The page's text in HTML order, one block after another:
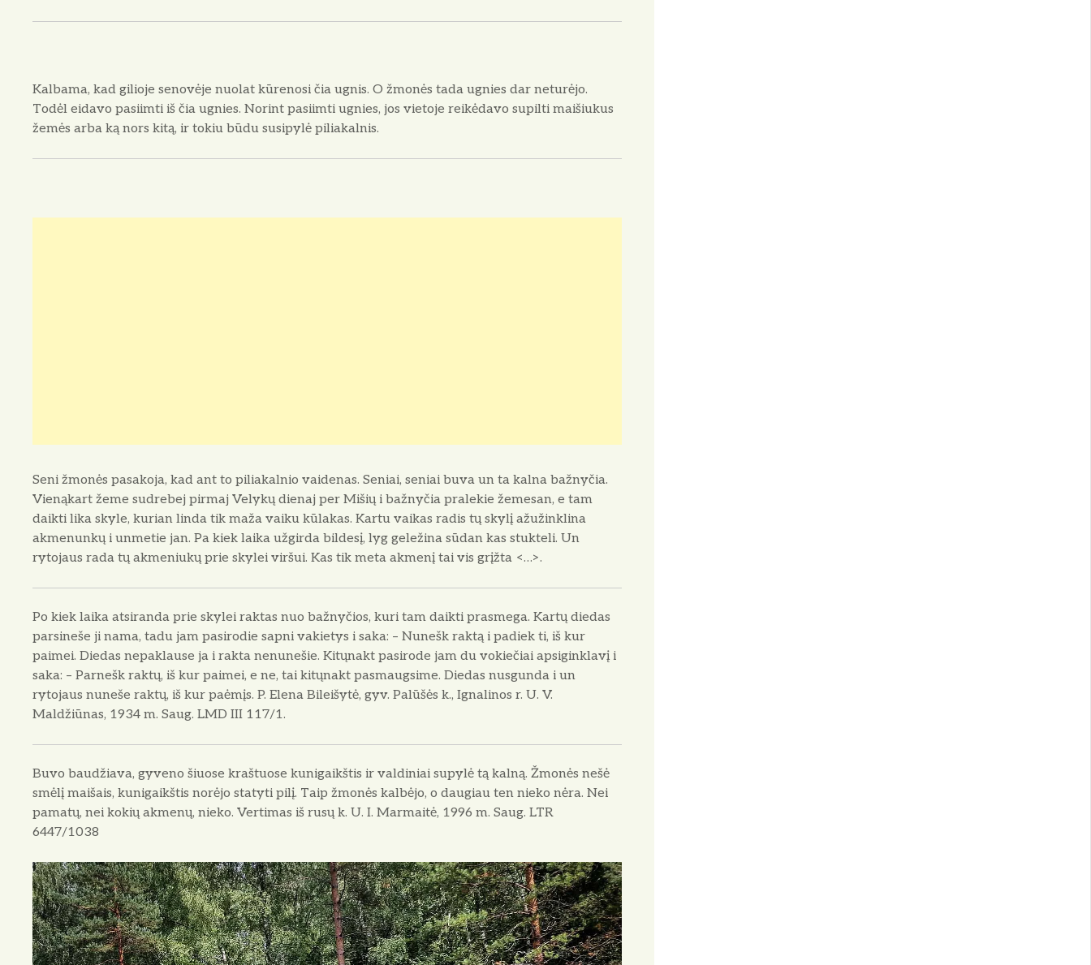
Kalbama, kad gilioje senovėje nuolat kūrenosi čia ugnis. O žmonės tada ugnies dar neturėjo.
Todėl eidavo pasiimti iš čia ugnies. Norint pasiimti ugnies, jos vietoje reikėdavo supilti maišiukus
žemės arba ką nors kitą, ir tokiu būdu susipylė piliakalnis.
Seni žmonės pasakoja, kad ant to piliakalnio vaidenas. Seniai, seniai buva un ta kalna bažnyčia.
Vienąkart žeme sudrebej pirmaj Velykų dienaj per Mišių i bažnyčia pralekie žemesan, e tam
daikti lika skyle, kurian linda tik maža vaiku kūlakas. Kartu vaikas radis tų skylį ažužinklina
akmenunkų i unmetie jan. Pa kiek laika užgirda bildesį, lyg geležina sūdan kas stukteli. Un
rytojaus rada tų akmeniukų prie skylei viršui. Kas tik meta akmenį tai vis grįžta <…>.
Po kiek laika atsiranda prie skylei raktas nuo bažnyčios, kuri tam daikti prasmega. Kartų diedas
parsineše ji nama, tadu jam pasirodie sapni vakietys i saka: – Nunešk raktą i padiek ti, iš kur
paimei. Diedas nepaklause ja i rakta nenunešie. Kitųnakt pasirode jam du vokiečiai apsiginklavį i
saka: – Parnešk raktų, iš kur paimei, e ne, tai kitųnakt pasmaugsime. Diedas nusgunda i un
rytojaus nuneše raktų, iš kur paėmįs. P. Elena Bileišytė, gyv. Palūšės k., Ignalinos r. U. V.
Maldžiūnas, 1934 m. Saug. LMD III 117/1.
Buvo baudžiava, gyveno šiuose kraštuose kunigaikštis ir valdiniai supylė tą kalną. Žmonės nešė
smėlį maišais, kunigaikštis norėjo statyti pilį. Taip žmonės kalbėjo, o daugiau ten nieko nėra. Nei
pamatų, nei kokių akmenų, nieko. Vertimas iš rusų k. U. I. Marmaitė, 1996 m. Saug. LTR
6447/1038